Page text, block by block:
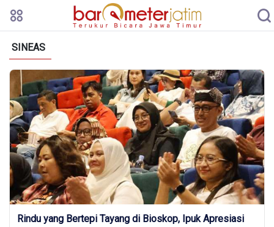
SINEAS
Rindu yang Bertepi Tayang di Bioskop, Ipuk Apresiasi